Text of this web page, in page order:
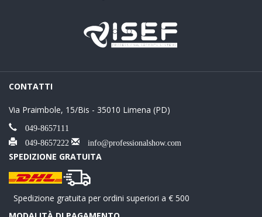
CONTATTI
Via Praimbole, 15/Bis - 35010 Limena (PD)
049-8657111
049-8657222
info@professionalshow.com
SPEDIZIONE GRATUITA
Spedizione gratuita per ordini superiori a € 500